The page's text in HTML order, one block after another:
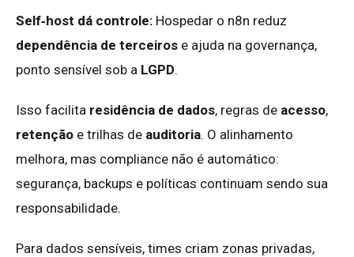
Self‑host dá controle: Hospedar o n8n reduz
dependência de terceiros e ajuda na governança,
ponto sensível sob a LGPD.
Isso facilita residência de dados, regras de acesso,
retenção e trilhas de auditoria. O alinhamento
melhora, mas compliance não é automático:
segurança, backups e políticas continuam sendo sua
responsabilidade.
Para dados sensíveis, times criam zonas privadas,